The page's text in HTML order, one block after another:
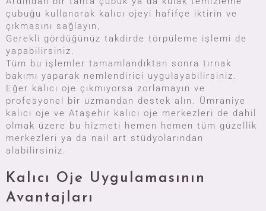
çubuğu kullanarak kalıcı ojeyi hafifçe iktirin ve
çıkmasını sağlayın,
Gerekli gördüğünüz takdirde törpüleme işlemi de
yapabilirsiniz.
Tüm bu işlemler tamamlandıktan sonra tırnak
bakımı yaparak nemlendirici uygulayabilirsiniz.
Eğer kalıcı oje çıkmıyorsa zorlamayın ve
profesyonel bir uzmandan destek alın. Ümraniye
kalıcı oje ve Ataşehir kalıcı oje merkezleri de dahil
olmak üzere bu hizmeti hemen hemen tüm güzellik
merkezleri ya da nail art stüdyolarından
alabilirsiniz.
Kalıcı Oje Uygulamasının
Avantajları